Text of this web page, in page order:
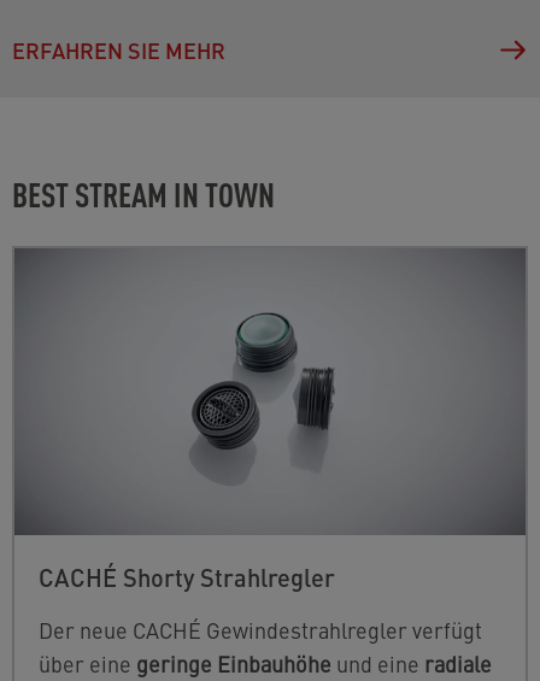
ERFAHREN SIE MEHR
BEST STREAM IN TOWN
CACHÉ Shorty Strahlregler
Der neue CACHÉ Gewindestrahlregler verfügt
über eine geringe Einbauhöhe und eine radiale